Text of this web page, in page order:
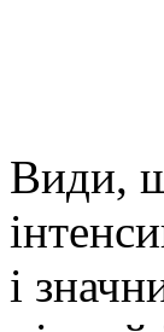
Види,
і